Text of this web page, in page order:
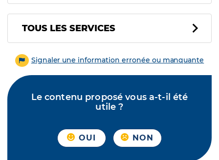
Tous les services
TOUS LES SERVICES
Signaler une information erronée ou manquante
Le contenu proposé vous a-t-il été
utile ?
OUI NON